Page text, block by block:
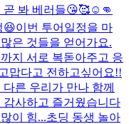
곧 봐 베러들😘🥰☺️👊
😆이번 투어일정을 마
은 것들을 얻어가요.
지 서로 복돋아주고 응
맙다고 전하고싶어요!!
른 우리가 만나 함께
사하고 즐거웠습니다
이 힘...초딩 동생 놀아